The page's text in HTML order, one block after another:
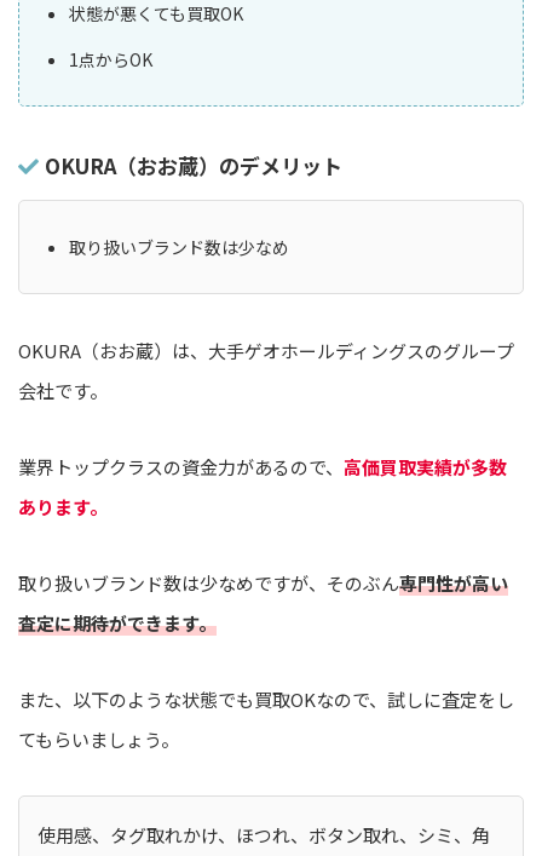
状態が悪くても買取OK
1点からOK
OKURA（おお蔵）のデメリット
取り扱いブランド数は少なめ
OKURA（おお蔵）は、大手ゲオホールディングスのグループ
会社です。
業界トップクラスの資金力があるので、 高価買取実績が多数
あります。
取り扱いブランド数は少なめですが、そのぶん専門性が高い
査定に期待ができます。
また、以下のような状態でも買取OKなので、試しに査定をし
てもらいましょう。
使用感、タグ取れかけ、ほつれ、ボタン取れ、シミ、角